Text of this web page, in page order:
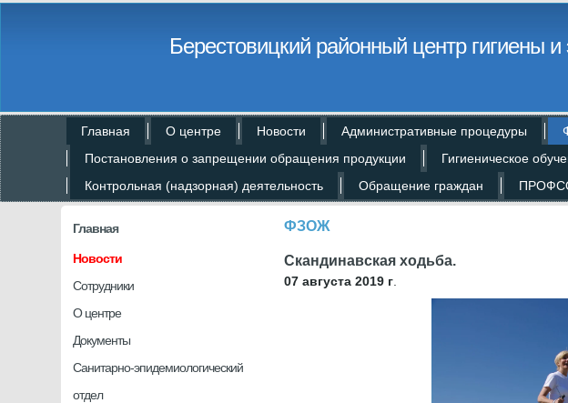
Берестовицкий районный центр гигиены
Главная О центре Новости Административные процедуры
Постановления о запрещении обращения продукции
Гигиеническое
Контрольная (надзорная) деятельность
Обращение граждан
Главная
Новости
Сотрудники
О центре
Документы
Санитарно-эпидемиологический
отдел
ФЗОЖ
Скандинавская ходьба.
07 августа 2019 г